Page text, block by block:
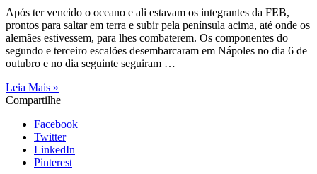
Após ter vencido o oceano e ali estavam os integrantes da FEB,
prontos para saltar em terra e subir pela península acima, até onde os
alemães estivessem, para lhes combaterem. Os componentes do
segundo e terceiro escalões desembarcaram em Nápoles no dia 6 de
outubro e no dia seguinte seguiram …
Leia Mais »
Compartilhe
Facebook
Twitter
LinkedIn
Pinterest